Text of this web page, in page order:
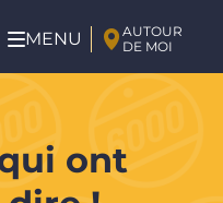
MENU
AUTOUR
DE MOI
ont